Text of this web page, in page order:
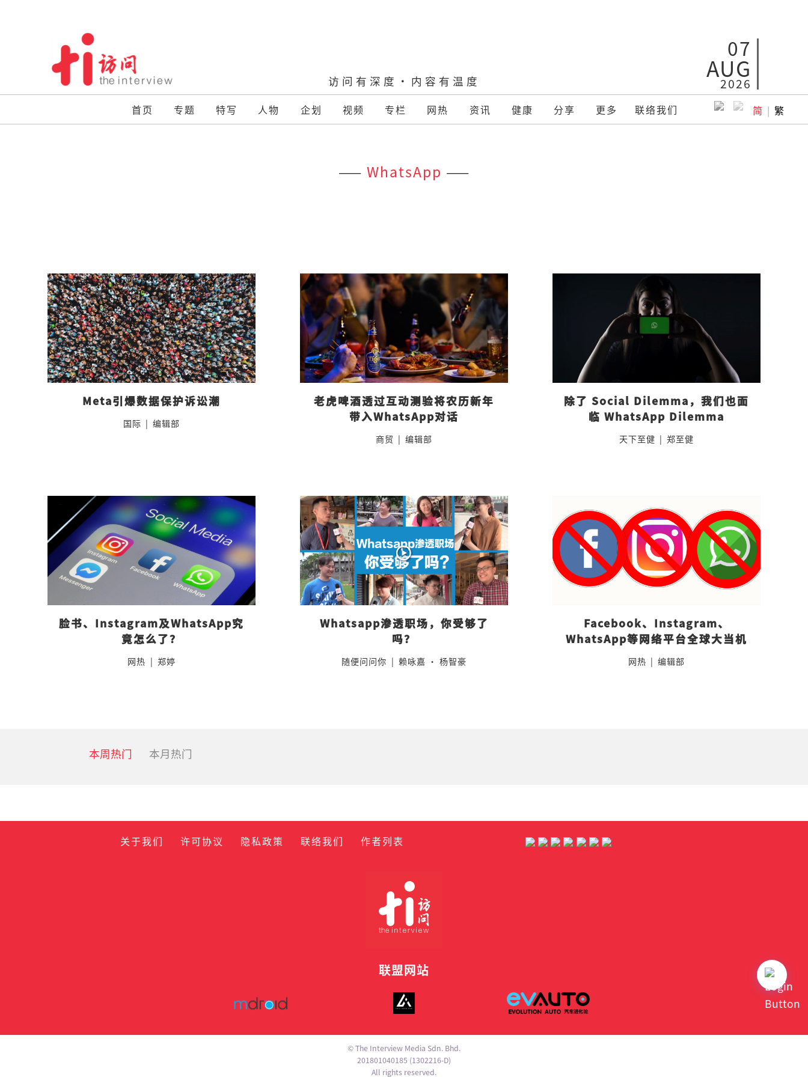
访问有深度·内容有温度
07
AUG
2026
首页 专题 特写 人物 企划 视频 专栏 网热 资讯 健康 分享 更多 联络我们 简 | 繁
—— WhatsApp ——
Meta引爆数据保护诉讼潮
国际 | 编辑部
老虎啤酒透过互动测验将农历新年
带入WhatsApp对话
商贸 | 编辑部
除了 Social Dilemma，我们也面
临 WhatsApp Dilemma
天下至健 | 郑至健
脸书、Instagram及WhatsApp究
竟怎么了？
网热 | 郑婷
Whatsapp渗透职场，你受够了
吗？
随便问问你 | 赖咏嘉 · 杨智豪
Facebook、Instagram、
WhatsApp等网络平台全球大当机
网热 | 编辑部
本周热门 本月热门
关于我们 许可协议 隐私政策 联络我们 作者列表
联盟网站
© The Interview Media Sdn. Bhd.
201801040185 (1302216­-D)
All rights reserved.